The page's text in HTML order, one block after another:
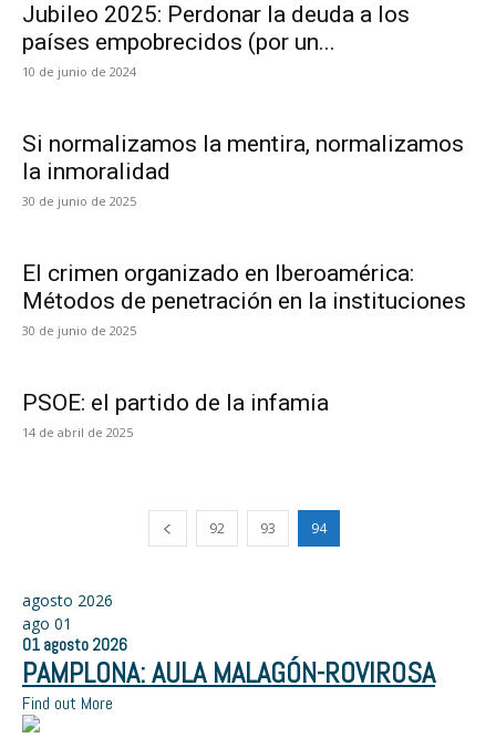
Jubileo 2025: Perdonar la deuda a los
países empobrecidos (por un...
10 de junio de 2024
Si normalizamos la mentira, normalizamos
la inmoralidad
30 de junio de 2025
El crimen organizado en Iberoamérica:
Métodos de penetración en la instituciones
30 de junio de 2025
PSOE: el partido de la infamia
14 de abril de 2025
92 93 94
agosto 2026
ago 01
01 agosto 2026
PAMPLONA: AULA MALAGÓN-ROVIROSA
Find out More